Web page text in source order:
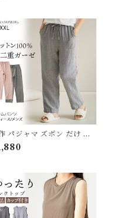
サップ救命胴衣 KM514
パジャマ ズボン だけ 綿1
ダブルガーゼ 二重ガー
ームパンツ 夏 ロング丈
ボン ナイトウェア シンプ
ガーゼ 薄手 軽い 快適 部屋
J-89193 スイモク【水沐良